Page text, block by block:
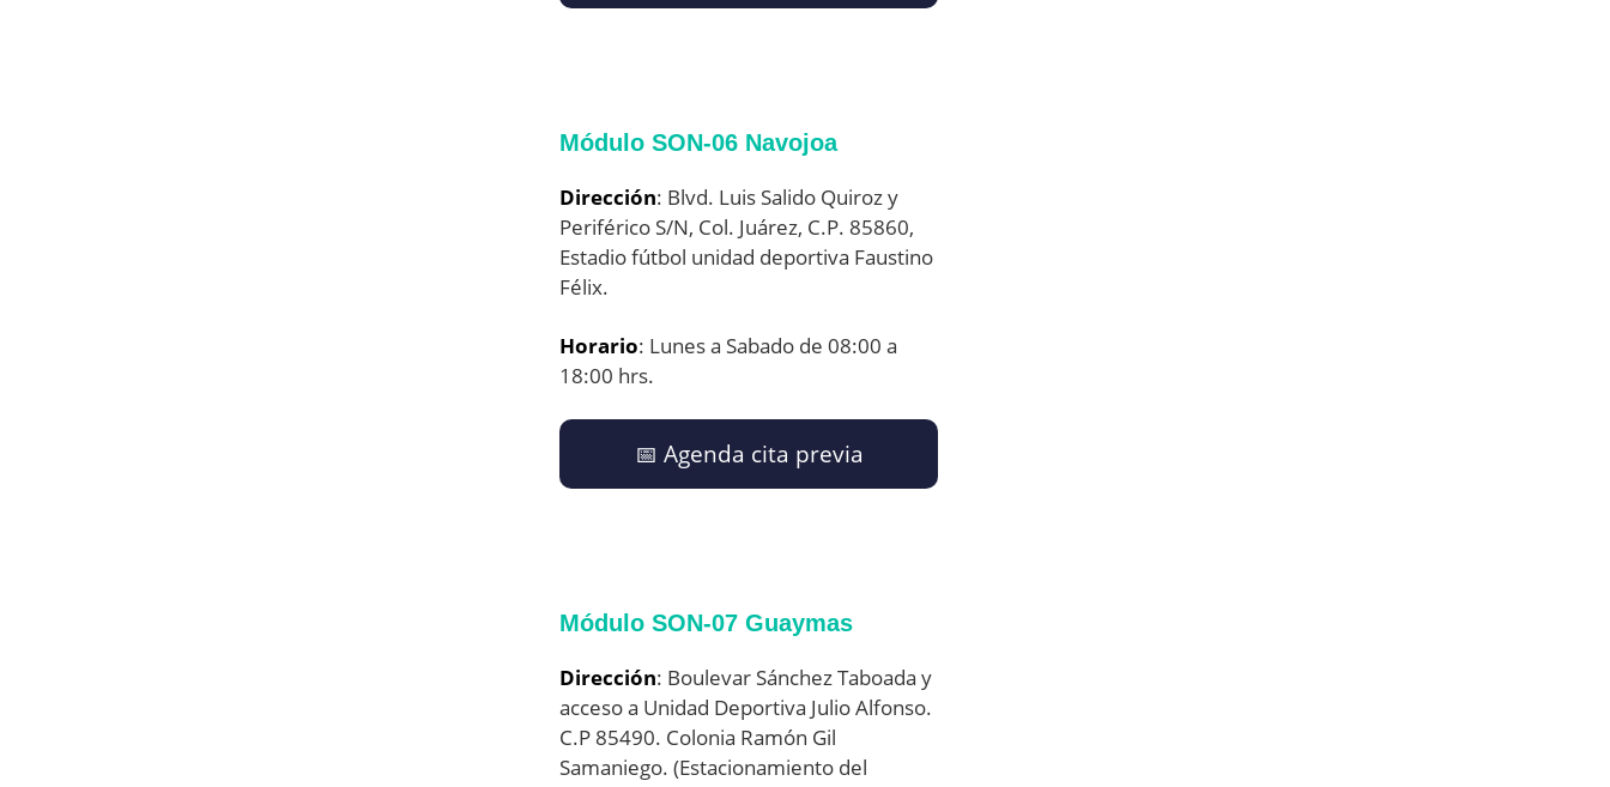
Módulo SON-06 Navojoa
Dirección: Blvd. Luis Salido Quiroz y
Periférico S/N, Col. Juárez, C.P. 85860,
Estadio fútbol unidad deportiva Faustino
Félix.
Horario: Lunes a Sabado de 08:00 a
18:00 hrs.
📅​ Agenda cita previa
Módulo SON-07 Guaymas
Dirección: Boulevar Sánchez Taboada y
acceso a Unidad Deportiva Julio Alfonso.
C.P 85490. Colonia Ramón Gil
Samaniego. (Estacionamiento del